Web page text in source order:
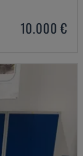
10.000 €